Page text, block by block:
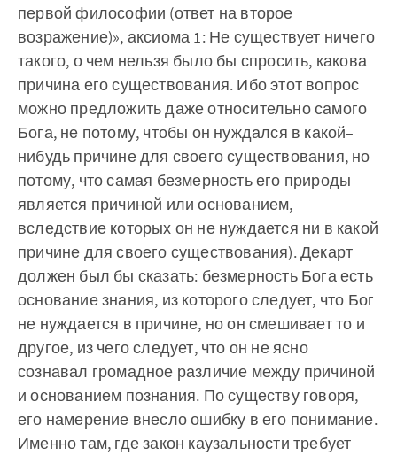
первой философии (ответ на второе
возражение)», аксиома 1: Не существует ничего
такого, о чем нельзя было бы спросить, какова
причина его существования. Ибо этот вопрос
можно предложить даже относительно самого
Бога, не потому, чтобы он нуждался в какой–
нибудь причине для своего существования, но
потому, что самая безмерность его природы
является причиной или основанием,
вследствие которых он не нуждается ни в какой
причине для своего существования). Декарт
должен был бы сказать: безмерность Бога есть
основание знания, из которого следует, что Бог
не нуждается в причине, но он смешивает то и
другое, из чего следует, что он не ясно
сознавал громадное различие между причиной
и основанием познания. По существу говоря,
его намерение внесло ошибку в его понимание.
Именно там, где закон каузальности требует